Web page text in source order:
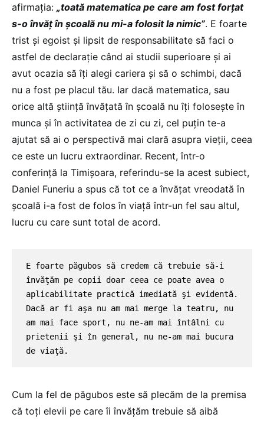
afirmaţia: „toată matematica pe care am fost forţat
s-o învăţ în şcoală nu mi-a folosit la nimic”. E foarte
trist şi egoist şi lipsit de responsabilitate să faci o
astfel de declaraţie când ai studii superioare şi ai
avut ocazia să îţi alegi cariera şi să o schimbi, dacă
nu a fost pe placul tău. Iar dacă matematica, sau
orice altă ştiinţă învăţată în şcoală nu îţi foloseşte în
munca şi în activitatea de zi cu zi, cel puţin te-a
ajutat să ai o perspectivă mai clară asupra vieţii, ceea
ce este un lucru extraordinar. Recent, într-o
conferinţă la Timişoara, referindu-se la acest subiect,
Daniel Funeriu a spus că tot ce a învăţat vreodată în
şcoală i-a fost de folos în viaţă într-un fel sau altul,
lucru cu care sunt total de acord.
E foarte păgubos să credem că trebuie să-i
învăţăm pe copii doar ceea ce poate avea o
aplicabilitate practică imediată şi evidentă.
Dacă ar fi aşa nu am mai merge la teatru, nu
am mai face sport, nu ne-am mai întâlni cu
prietenii şi în general, nu ne-am mai bucura
de viaţă.
Cum la fel de păgubos este să plecăm de la premisa
că toţi elevii pe care îi învăţăm trebuie să aibă